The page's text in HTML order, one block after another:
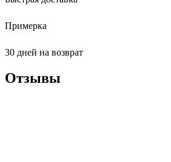
Примерка
30 дней на возврат
Отзывы